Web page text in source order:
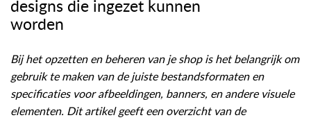
designs die ingezet kunnen
worden
Bij het opzetten en beheren van je shop is het belangrijk om
gebruik te maken van de juiste bestandsformaten en
specificaties voor afbeeldingen, banners, en andere visuele
elementen. Dit artikel geeft een overzicht van de